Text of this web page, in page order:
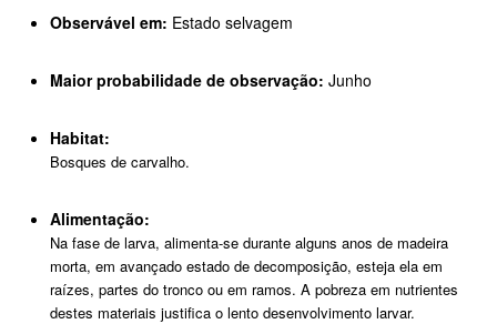
Observável em: Estado selvagem
Maior probabilidade de observação: Junho
Habitat:
Bosques de carvalho.
Alimentação:
Na fase de larva, alimenta-se durante alguns anos de madeira
morta, em avançado estado de decomposição, esteja ela em
raízes, partes do tronco ou em ramos. A pobreza em nutrientes
destes materiais justifica o lento desenvolvimento larvar.